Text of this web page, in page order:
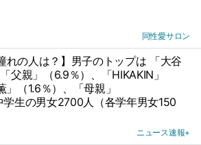
同性愛サロン
れの人は？】男子のトップは 「大谷
父親」（6.9％）、「HIKAKIN」
」（1.6％）、「母親」
学生の男女2700人（各学年男女150
ニュース速報+